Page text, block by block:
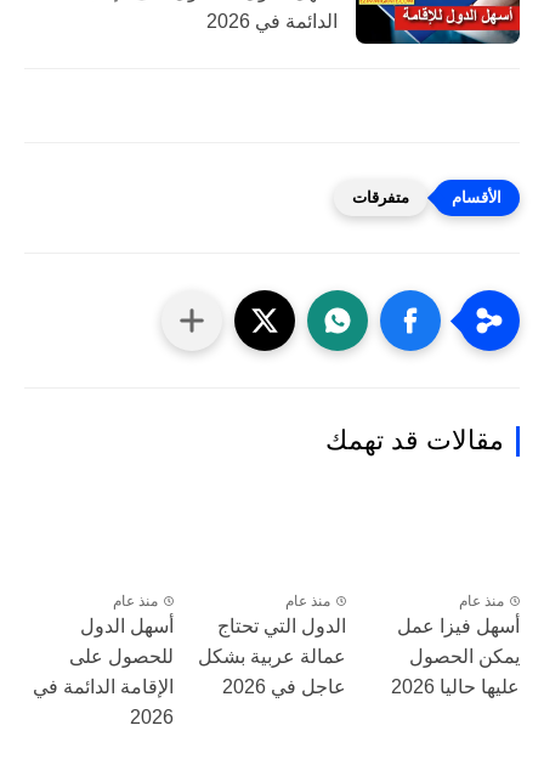
الدائمة في 2026
متفرقات
مقالات قد تهمك
منذ عام
أسهل فيزا عمل
يمكن الحصول
عليها حاليا 2026
منذ عام
الدول التي تحتاج
عمالة عربية بشكل
عاجل في 2026
منذ عام
أسهل الدول
للحصول على
الإقامة الدائمة في
2026